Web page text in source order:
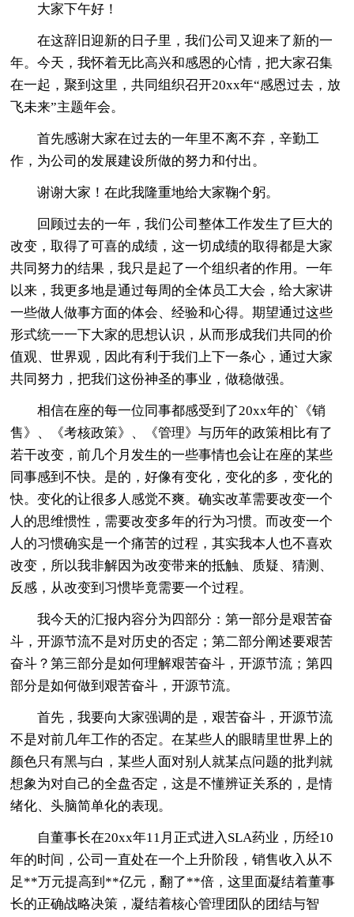
大家下午好！
在这辞旧迎新的日子里，我们公司又迎来了新的一
年。今天，我怀着无比高兴和感恩的心情，把大家召集
在一起，聚到这里，共同组织召开20xx年“感恩过去，放
飞未来”主题年会。
首先感谢大家在过去的一年里不离不弃，辛勤工
作，为公司的发展建设所做的努力和付出。
谢谢大家！在此我隆重地给大家鞠个躬。
回顾过去的一年，我们公司整体工作发生了巨大的
改变，取得了可喜的成绩，这一切成绩的取得都是大家
共同努力的结果，我只是起了一个组织者的作用。一年
以来，我更多地是通过每周的全体员工大会，给大家讲
一些做人做事方面的体会、经验和心得。期望通过这些
形式统一一下大家的思想认识，从而形成我们共同的价
值观、世界观，因此有利于我们上下一条心，通过大家
共同努力，把我们这份神圣的事业，做稳做强。
相信在座的每一位同事都感受到了20xx年的`《销
售》、《考核政策》、《管理》与历年的政策相比有了
若干改变，前几个月发生的一些事情也会让在座的某些
同事感到不快。是的，好像有变化，变化的多，变化的
快。变化的让很多人感觉不爽。确实改革需要改变一个
人的思维惯性，需要改变多年的行为习惯。而改变一个
人的习惯确实是一个痛苦的过程，其实我本人也不喜欢
改变，所以我非解因为改变带来的抵触、质疑、猜测、
反感，从改变到习惯毕竟需要一个过程。
我今天的汇报内容分为四部分：第一部分是艰苦奋
斗，开源节流不是对历史的否定；第二部分阐述要艰苦
奋斗？第三部分是如何理解艰苦奋斗，开源节流；第四
部分是如何做到艰苦奋斗，开源节流。
首先，我要向大家强调的是，艰苦奋斗，开源节流
不是对前几年工作的否定。在某些人的眼睛里世界上的
颜色只有黑与白，某些人面对别人就某点问题的批判就
想象为对自己的全盘否定，这是不懂辨证关系的，是情
绪化、头脑简单化的表现。
自董事长在20xx年11月正式进入SLA药业，历经10
年的时间，公司一直处在一个上升阶段，销售收入从不
足**万元提高到**亿元，翻了**倍，这里面凝结着董事
长的正确战略决策，凝结着核心管理团队的团结与智